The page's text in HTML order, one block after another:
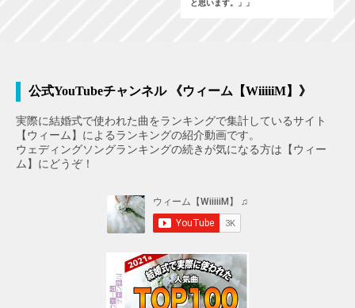
と思います。」」
公式YouTubeチャンネル 《ウィーム【WiiiiiM】》
実際に結婚式で使われた曲をランキングで集計しているサイト
【ウィーム】によるランキングの紹介動画です。
ウェディングソングランキングの続きが気になる方は【ウィー
ム】にどうぞ！